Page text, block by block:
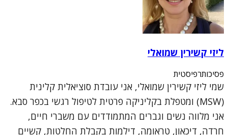
ליזי קשירין שמואלי
פסיכותרפיסטית
שמי ליזי קשירין שמואלי, אני עובדת סוציאלית קלינית
(MSW) ומטפלת בקליניקה פרטית לטיפול רגשי בכפר סבא.
אני מלווה נשים וגברים המתמודדים עם משברי חיים,
חרדה, דיכאון, טראומה, דילמות בקבלת החלטות, קשיים